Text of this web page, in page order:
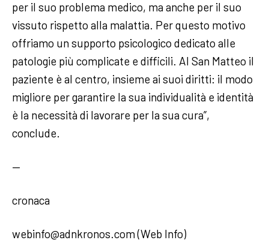
per il suo problema medico, ma anche per il suo
vissuto rispetto alla malattia. Per questo motivo
offriamo un supporto psicologico dedicato alle
patologie più complicate e difficili. Al San Matteo il
paziente è al centro, insieme ai suoi diritti: il modo
migliore per garantire la sua individualità e identità
è la necessità di lavorare per la sua cura”,
conclude.
—
cronaca
webinfo@adnkronos.com (Web Info)